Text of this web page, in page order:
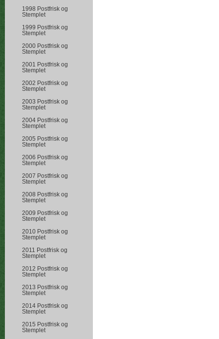
1998 Postfrisk og
Stemplet
1999 Postfrisk og
Stemplet
2000 Postfrisk og
Stemplet
2001 Postfrisk og
Stemplet
2002 Postfrisk og
Stemplet
2003 Postfrisk og
Stemplet
2004 Postfrisk og
Stemplet
2005 Postfrisk og
Stemplet
2006 Postfrisk og
Stemplet
2007 Postfrisk og
Stemplet
2008 Postfrisk og
Stemplet
2009 Postfrisk og
Stemplet
2010 Postfrisk og
Stemplet
2011 Postfrisk og
Stemplet
2012 Postfrisk og
Stemplet
2013 Postfrisk og
Stemplet
2014 Postfrisk og
Stemplet
2015 Postfrisk og
Stemplet